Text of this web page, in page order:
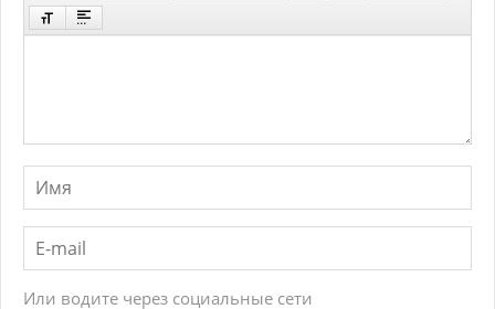
Или водите через социальные сети